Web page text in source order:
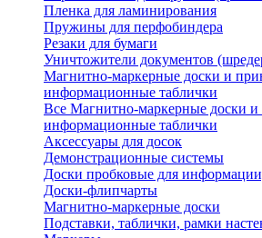
Пленка для ламинирования
Пружины для перфобиндера
Резаки для бумаги
Уничтожители документов
Магнитно-маркерные доски и
информационные таблички
Все Магнитно-маркерные доски и
информационные таблички
Аксессуары для досок
Демонстрационные системы
Доски пробковые для
Доски-флипчарты
Магнитно-маркерные доски
Подставки, таблички, рамки